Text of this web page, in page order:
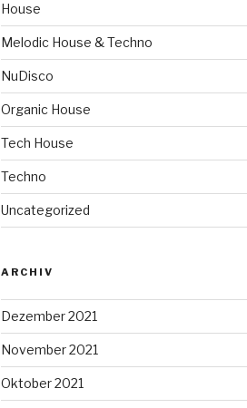
House
Melodic House & Techno
NuDisco
Organic House
Tech House
Techno
Uncategorized
ARCHIV
Dezember 2021
November 2021
Oktober 2021